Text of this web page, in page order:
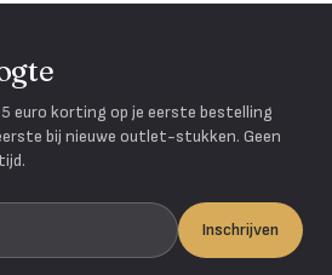
euro korting op je eerste bestelling
bij nieuwe outlet-stukken. Geen
Inschrijven